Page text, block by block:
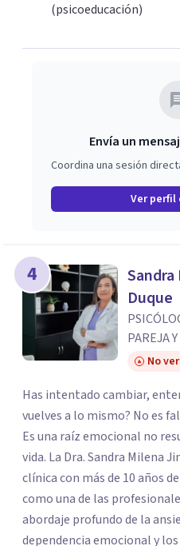
(psicoeducación)
Envía un
Coordina una sesión
Ver
4
Duque
PAREJA
No
Has intentado cambiar,
vuelves a lo mismo? No es
Es una raíz emocional no
vida. La Dra. Sandra Milena Jiménez Duque es psicóloga
clínica con más de 10 años
como una de las
abordaje profundo de la
dependencia emocional y los